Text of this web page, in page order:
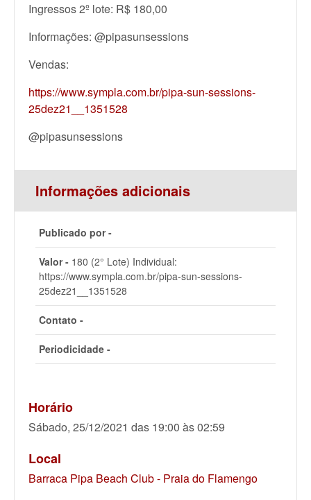
Ingressos 2º lote: R$ 180,00
Informações: @pipasunsessions
Vendas:
https://www.sympla.com.br/pipa-sun-sessions-
25dez21__1351528
@pipasunsessions
Informações adicionais
Publicado por -
Valor - 180 (2° Lote) Individual:
https://www.sympla.com.br/pipa-sun-sessions-
25dez21__1351528
Contato -
Periodicidade -
Horário
Sábado, 25/12/2021 das 19:00 às 02:59
Local
Barraca Pipa Beach Club - Praia do Flamengo